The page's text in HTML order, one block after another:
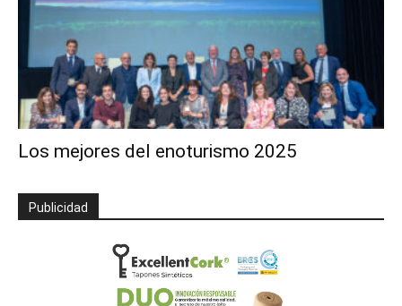
Los mejores del enoturismo 2025
Publicidad